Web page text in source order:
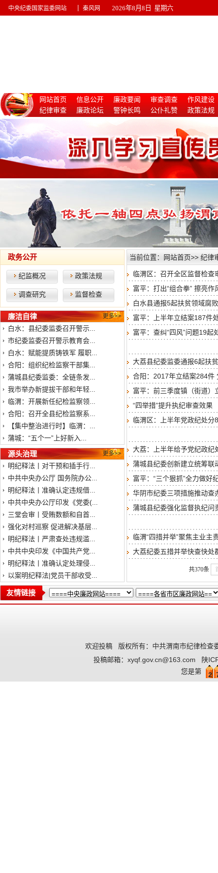
中央纪委国家监委网站 秦风网 2026年8月8日 星期六
网站首页 信息公开 廉政要闻 审查调查
作风建设
纪律审查
廉政论坛 警钟长鸣 公仆礼赞
政策法规
政务公开
纪监概况 政策法规
调查研究 监督检查
更多>>
廉洁自律
白水：县纪委监委召开警示...
市纪委监委召开警示教育会...
白水：赋能提质铸铁军 履职...
合阳：组织纪检监察干部集...
蒲城县纪委监委：全链条发...
我市举办新提拔干部和年轻...
临渭：开展新任纪检监察领...
合阳：召开全县纪检监察系...
【集中整治进行时】临渭：...
蒲城：“五个一”上好新入...
更多>>
源头治理
明纪释法丨对干预和插手行...
中共中央办公厅 国务院办公...
明纪释法丨准确认定违规借...
中共中央办公厅印发《党委(...
三堂会审丨受贿数额和自首...
强化对村巡察 促进解决基层...
明纪释法丨严肃查处违规滥...
中共中央印发《中国共产党...
明纪释法丨准确认定处理侵...
以案明纪释法|党员干部收受...
当前位置： 网站首页>> 纪律
临渭区：召开全区监督检查
富平：打出“组合拳” 擦亮作
白水县通报5起扶贫领域腐
富平：上半年立结案187件
富平：查纠“四风”问题19起
大荔县纪委监委通报6起扶
合阳：2017年立结案284件
富平：前三季度镇（街道）
“四举措”提升执纪审查效果
临渭区：上半年党政纪处分
大荔：上半年给予党纪政纪
蒲城县纪委创新建立统筹联
富平：“三个狠抓”全力做好
华阴市纪委三项措施推动查
蒲城县纪委强化监督执纪问
临渭“四措并举”聚焦主业主
大荔纪委五措并举快查快处
共370条
友情链接
欢迎投稿 版权所有：中共渭南市纪律检查
投稿邮箱： xyqf.gov.cn@163.com
陕
您是第